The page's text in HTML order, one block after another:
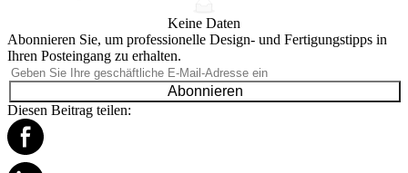
Keine Daten
Abonnieren Sie, um professionelle Design- und Fertigungstipps in
Ihren Posteingang zu erhalten.
Abonnieren
Diesen Beitrag teilen: